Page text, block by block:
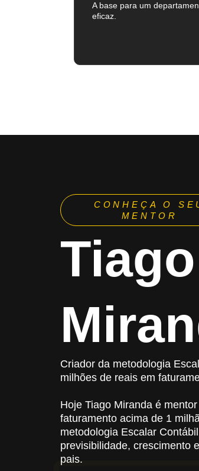
A base para um
eficaz.
CONHEÇA O
MENTOR
Tiago
Criador da metodologia
milhões de reais em
Hoje Tiago Miranda é
faturamento acima de 1
metodologia Escalar
previsibilidade, crescimento
pais.